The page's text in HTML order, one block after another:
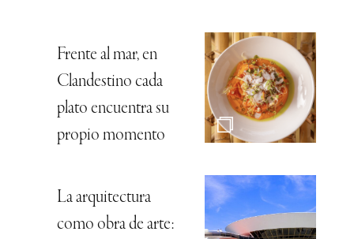
Frente al mar, en
Clandestino cada
plato encuentra su
propio momento
La arquitectura
como obra de arte: